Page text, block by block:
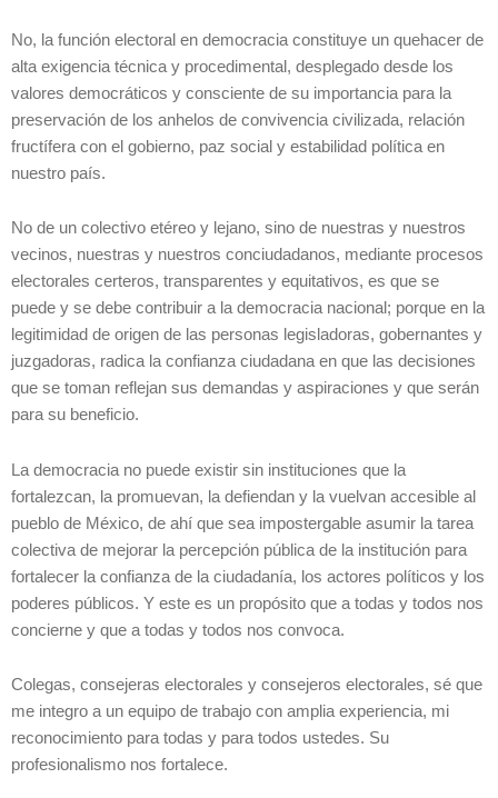
No, la función electoral en democracia constituye un quehacer de
alta exigencia técnica y procedimental, desplegado desde los
valores democráticos y consciente de su importancia para la
preservación de los anhelos de convivencia civilizada, relación
fructífera con el gobierno, paz social y estabilidad política en
nuestro país.
No de un colectivo etéreo y lejano, sino de nuestras y nuestros
vecinos, nuestras y nuestros conciudadanos, mediante procesos
electorales certeros, transparentes y equitativos, es que se
puede y se debe contribuir a la democracia nacional; porque en la
legitimidad de origen de las personas legisladoras, gobernantes y
juzgadoras, radica la confianza ciudadana en que las decisiones
que se toman reflejan sus demandas y aspiraciones y que serán
para su beneficio.
La democracia no puede existir sin instituciones que la
fortalezcan, la promuevan, la defiendan y la vuelvan accesible al
pueblo de México, de ahí que sea impostergable asumir la tarea
colectiva de mejorar la percepción pública de la institución para
fortalecer la confianza de la ciudadanía, los actores políticos y los
poderes públicos. Y este es un propósito que a todas y todos nos
concierne y que a todas y todos nos convoca.
Colegas, consejeras electorales y consejeros electorales, sé que
me integro a un equipo de trabajo con amplia experiencia, mi
reconocimiento para todas y para todos ustedes. Su
profesionalismo nos fortalece.